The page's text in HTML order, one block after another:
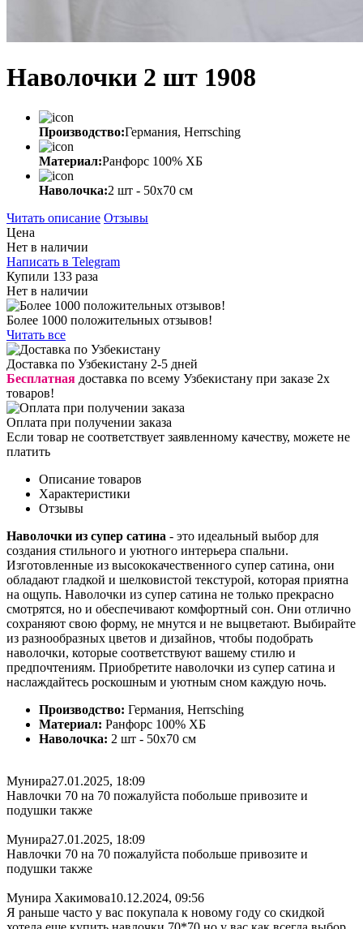
Наволочки 2 шт 1908
Производство:Германия, Herrsching
Материал:Ранфорс 100% ХБ
Наволочка:2 шт - 50x70 см
Читать описание Отзывы
Цена
Нет в наличии
Написать в Telegram
Купили 133 раза
Нет в наличии
Более 1000 положительных отзывов!
Читать все
Доставка по Узбекистану 2-5 дней
Бесплатная доставка по всему Узбекистану при заказе 2х
товаров!
Оплата при получении заказа
Если товар не соответствует заявленному качеству, можете не
платить
Описание товаров
Характеристики
Отзывы
Наволочки из супер сатина - это идеальный выбор для
создания стильного и уютного интерьера спальни.
Изготовленные из высококачественного супер сатина, они
обладают гладкой и шелковистой текстурой, которая приятна
на ощупь. Наволочки из супер сатина не только прекрасно
смотрятся, но и обеспечивают комфортный сон. Они отлично
сохраняют свою форму, не мнутся и не выцветают. Выбирайте
из разнообразных цветов и дизайнов, чтобы подобрать
наволочки, которые соответствуют вашему стилю и
предпочтениям. Приобретите наволочки из супер сатина и
наслаждайтесь роскошным и уютным сном каждую ночь.
Производство: Германия, Herrsching
Материал: Ранфорс 100% ХБ
Наволочка: 2 шт - 50x70 см
Мунира27.01.2025, 18:09
Навлочки 70 на 70 пожалуйста побольше привозите и
подушки также
Мунира27.01.2025, 18:09
Навлочки 70 на 70 пожалуйста побольше привозите и
подушки также
Мунира Хакимова10.12.2024, 09:56
Я раньше часто у вас покупала к новому году со скидкой